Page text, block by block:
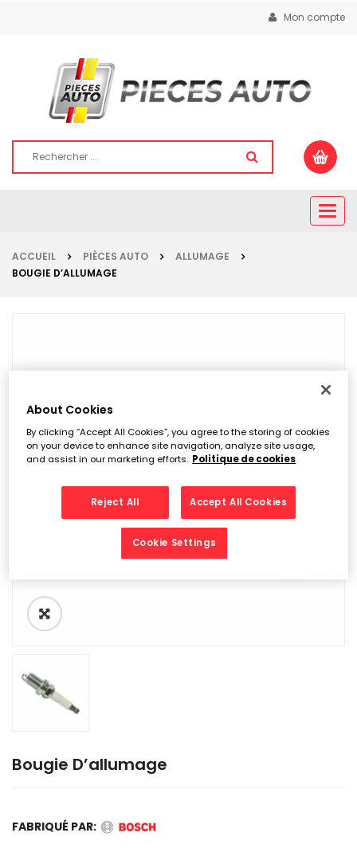
Mon compte
ACCUEIL PIÈCES AUTO
ALLUMAGE
BOUGIE D’ALLUMAGE
Bougie D’allumage
FABRIQUÉ PAR:
About Cookies
By clicking “Accept All Cookies”, you agree to the storing of cookies
on your device to enhance site navigation, analyze site usage,
and assist in our marketing efforts. Politique de cookies
Reject All Accept All Cookies
Cookie Settings